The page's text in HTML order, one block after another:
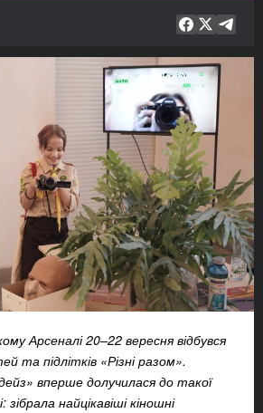
Арсеналі 20–22 вересня відбувся
та підлітків «Різні разом».
вперше долучилася до такої
найцікавіші кіношні